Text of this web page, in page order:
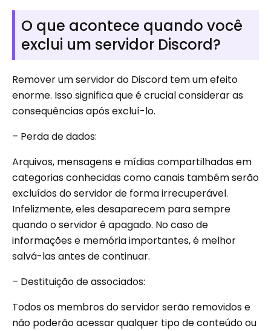
O que acontece quando você
exclui um servidor Discord?
Remover um servidor do Discord tem um efeito
enorme. Isso significa que é crucial considerar as
consequências após excluí-lo.
– Perda de dados:
Arquivos, mensagens e mídias compartilhadas em
categorias conhecidas como canais também serão
excluídos do servidor de forma irrecuperável.
Infelizmente, eles desaparecem para sempre
quando o servidor é apagado. No caso de
informações e memória importantes, é melhor
salvá-las antes de continuar.
– Destituição de associados:
Todos os membros do servidor serão removidos e
não poderão acessar qualquer tipo de conteúdo ou